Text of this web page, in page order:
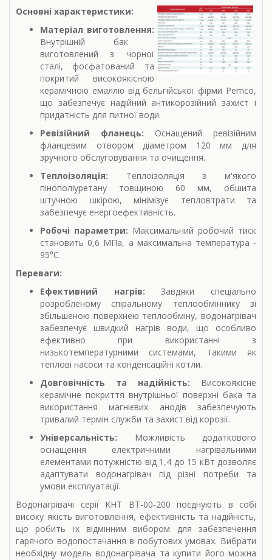
Основні характеристики:
Матеріал виготовлення:
Внутрішній бак
виготовлений з чорної
сталі, фосфатований та
покритий високоякісною
керамічною емаллю від бельгійської фірми Pemco,
що забезпечує надійний антикорозійний захист і
придатність для питної води.
Ревізійний фланець: Оснащений ревізійним
фланцевим отвором діаметром 120 мм для
зручного обслуговування та очищення.
Теплоізоляція: Теплоізоляція з м'якого
пінополіуретану товщиною 60 мм, обшита
штучною шкірою, мінімізує тепловтрати та
забезпечує енергоефективність.
Робочі параметри: Максимальний робочий тиск
становить 0,6 МПа, а максимальна температура -
95°C.
Переваги:
Ефективний нагрів: Завдяки спеціально
розробленому спіральному теплообміннику зі
збільшеною поверхнею теплообміну, водонагрівач
забезпечує швидкий нагрів води, що особливо
ефективно при використанні з
низькотемпературними системами, такими як
теплові насоси та конденсаційні котли.
Довговічність та надійність: Високоякісне
керамічне покриття внутрішньої поверхні бака та
використання магнієвих анодів забезпечують
тривалий термін служби та захист від корозії.
Універсальність: Можливість додаткового
оснащення електричними нагрівальними
елементами потужністю від 1,4 до 15 кВт дозволяє
адаптувати водонагрівач під різні потреби та
умови експлуатації.
Водонагрівачі серії KHT BT-00-200 поєднують в собі
високу якість виготовлення, ефективність та надійність,
що робить їх відмінним вибором для забезпечення
гарячого водопостачання в побутових умовах. Вибрати
необхідну модель водонагрівача та купити його можна